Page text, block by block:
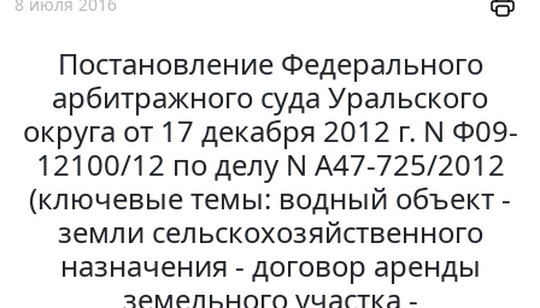
Постановление Федерального
арбитражного суда Уральского
округа от 17 декабря 2012 г. N Ф09-
12100/12 по делу N А47-725/2012
(ключевые темы: водный объект -
земли сельскохозяйственного
назначения - договор аренды
земельного участка -